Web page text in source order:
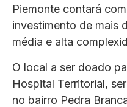
Piemonte contará
investimento de mais
média e alta
O local a ser doado
Hospital Territorial,
no bairro Pedra